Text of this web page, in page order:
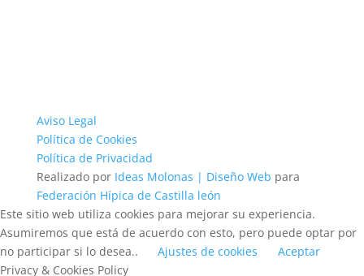
Aviso Legal
Política de Cookies
Política de Privacidad
Realizado por Ideas Molonas | Diseño Web para
Federación Hípica de Castilla león
Este sitio web utiliza cookies para mejorar su experiencia.
Asumiremos que está de acuerdo con esto, pero puede optar por
no participar si lo desea..
Ajustes de cookies
Aceptar
Privacy & Cookies Policy